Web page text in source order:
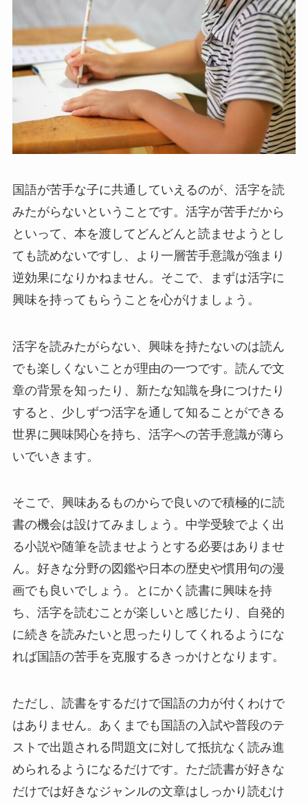
国語が苦手な子に共通していえるのが、活字を読
みたがらないということです。活字が苦手だから
といって、本を渡してどんどんと読ませようとし
ても読めないですし、より一層苦手意識が強まり
逆効果になりかねません。そこで、まずは活字に
興味を持ってもらうことを心がけましょう。
活字を読みたがらない、興味を持たないのは読ん
でも楽しくないことが理由の一つです。読んで文
章の背景を知ったり、新たな知識を身につけたり
すると、少しずつ活字を通して知ることができる
世界に興味関心を持ち、活字への苦手意識が薄ら
いでいきます。
そこで、興味あるものからで良いので積極的に読
書の機会は設けてみましょう。中学受験でよく出
る小説や随筆を読ませようとする必要はありませ
ん。好きな分野の図鑑や日本の歴史や慣用句の漫
画でも良いでしょう。とにかく読書に興味を持
ち、活字を読むことが楽しいと感じたり、自発的
に続きを読みたいと思ったりしてくれるようにな
れば国語の苦手を克服するきっかけとなります。
ただし、読書をするだけで国語の力が付くわけで
はありません。あくまでも国語の入試や普段のテ
ストで出題される問題文に対して抵抗なく読み進
められるようになるだけです。ただ読書が好きな
だけでは好きなジャンルの文章はしっかり読むけ